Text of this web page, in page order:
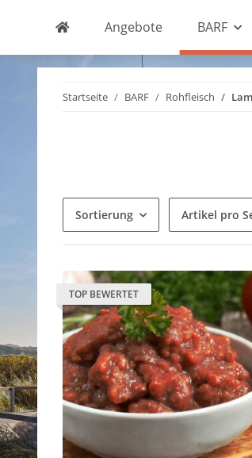
Angebote BARF
Startseite BARF Rohfleisch
Sortierung Artikel pro
TOP BEWERTET